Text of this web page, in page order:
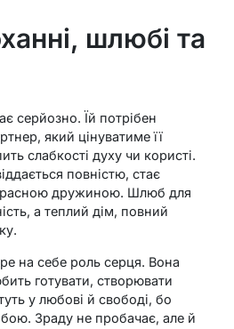
шлюбі та
серйозно. Їй потрібен
який цінуватиме її
слабкості духу чи користі.
повністю, стає
дружиною. Шлюб для
а теплий дім, повний
на себе роль серця. Вона
готувати, створювати
у любові й свободі, бо
Зраду не пробачає, але й